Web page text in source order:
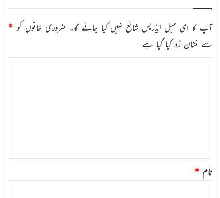
آپ کا ای میل ایڈریس شائع نہیں کیا جائے گا۔ ضروری خانوں کو *
سے نشان زد کیا گیا ہے
نام *